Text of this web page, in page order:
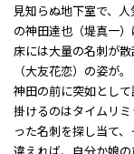
見知らぬ地下室で、
の神田達也（堤真一
床には大量の名刺が
（大友花恋）の姿が
神田の前に突如とし
掛けるのはタイムリ
った名刺を探し当て